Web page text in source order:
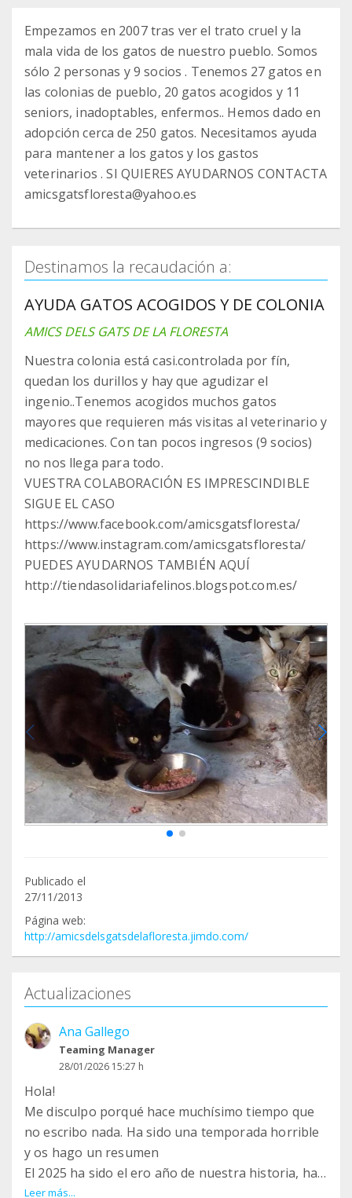
Empezamos en 2007 tras ver el trato cruel y la
mala vida de los gatos de nuestro pueblo. Somos
sólo 2 personas y 9 socios . Tenemos 27 gatos en
las colonias de pueblo, 20 gatos acogidos y 11
seniors, inadoptables, enfermos.. Hemos dado en
adopción cerca de 250 gatos. Necesitamos ayuda
para mantener a los gatos y los gastos
veterinarios . SI QUIERES AYUDARNOS CONTACTA
amicsgatsfloresta@yahoo.es
Destinamos la recaudación a:
AYUDA GATOS ACOGIDOS Y DE COLONIA
AMICS DELS GATS DE LA FLORESTA
Nuestra colonia está casi.controlada por fín,
quedan los durillos y hay que agudizar el
ingenio..Tenemos acogidos muchos gatos
mayores que requieren más visitas al veterinario y
medicaciones. Con tan pocos ingresos (9 socios)
no nos llega para todo.
VUESTRA COLABORACIÓN ES IMPRESCINDIBLE
SIGUE EL CASO
https://www.facebook.com/amicsgatsfloresta/
https://www.instagram.com/amicsgatsfloresta/
PUEDES AYUDARNOS TAMBIÉN AQUÍ
http://tiendasolidariafelinos.blogspot.com.es/
Publicado el
27/11/2013
Página web:
http://amicsdelsgatsdelafloresta.jimdo.com/
Actualizaciones
Ana Gallego
Teaming Manager
28/01/2026 15:27 h
Hola!
Me disculpo porqué hace muchísimo tiempo que
no escribo nada. Ha sido una temporada horrible
y os hago un resumen
El 2025 ha sido el ero año de nuestra historia, han
fallecido muchos gatos, unos por edad y otros por
Leer más...